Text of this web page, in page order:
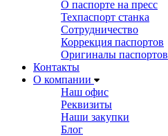
О паспорте на пресс
Техпаспорт станка
Сотрудничество
Коррекция паспортов
Оригиналы паспортов
Контакты
О компании
Наш офис
Реквизиты
Наши закупки
Блог